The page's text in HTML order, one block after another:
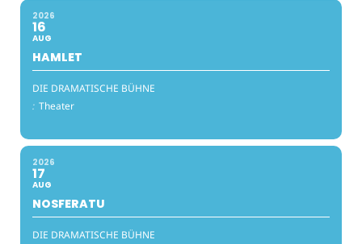
2026
16
AUG
HAMLET
DIE DRAMATISCHE BÜHNE
: Theater
2026
17
AUG
NOSFERATU
DIE DRAMATISCHE BÜHNE